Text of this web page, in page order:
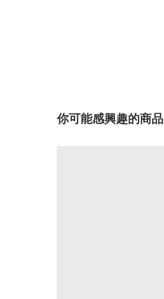
你可能感興趣的商品